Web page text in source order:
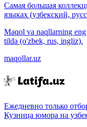
Самая большая
языках (узбекский,
Maqol va naqllarning
tilda (o'zbek, rus, ingliz).
maqollar.uz
Ежедневно только
Кузница юмора на